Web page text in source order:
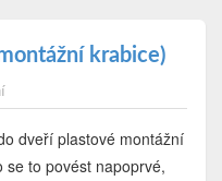
krabice)
dveří plastové montážní
to povést napoprvé,